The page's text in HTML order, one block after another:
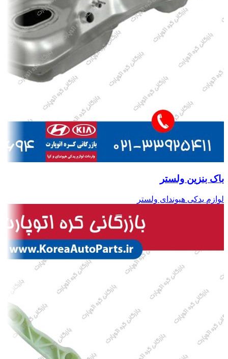
باک بنزین ولستر
لوازم یدکی هیوندای ولستر